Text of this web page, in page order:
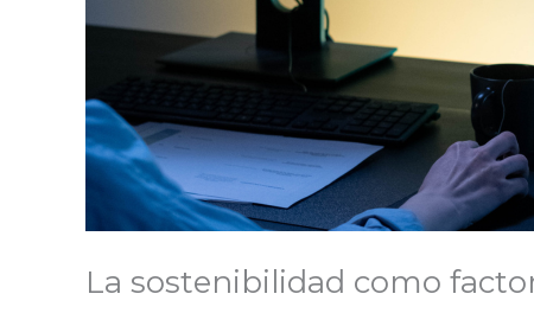
La sostenibilidad como